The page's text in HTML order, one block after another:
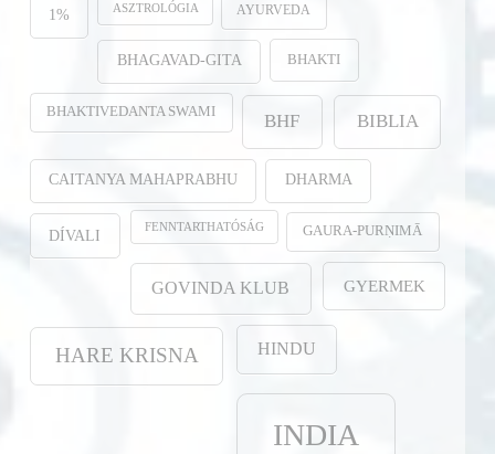
1% ASZTROLÓGIA AYURVEDA
BHAGAVAD-GITA BHAKTI
BHAKTIVEDANTA SWAMI BHF BIBLIA
CAITANYA MAHAPRABHU DHARMA
DÍVALI FENNTARTHATÓSÁG GAURA-PURṆIMĀ
GOVINDA KLUB GYERMEK
HARE KRISNA HINDU
INDIA